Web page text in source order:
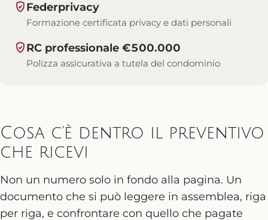
Federprivacy
Formazione certificata privacy e dati personali
RC professionale €500.000
Polizza assicurativa a tutela del condominio
Cosa c'è dentro il preventivo
che ricevi
Non un numero solo in fondo alla pagina. Un
documento che si può leggere in assemblea, riga
per riga, e confrontare con quello che pagate